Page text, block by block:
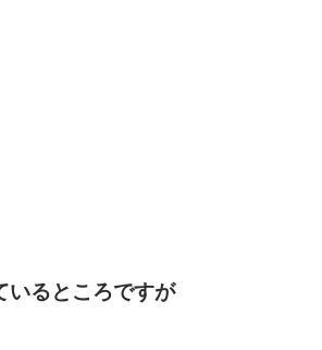
いるところですが